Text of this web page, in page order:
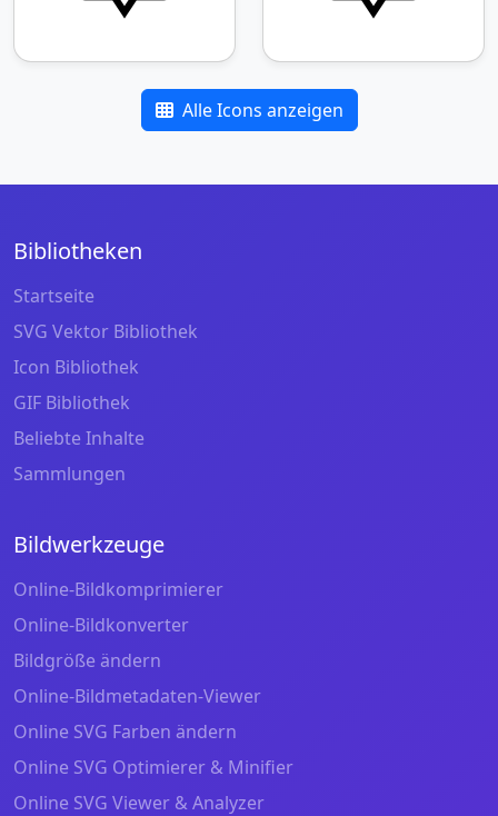
Alle Icons anzeigen
Bibliotheken
Startseite
SVG Vektor Bibliothek
Icon Bibliothek
GIF Bibliothek
Beliebte Inhalte
Sammlungen
Bildwerkzeuge
Online-Bildkomprimierer
Online-Bildkonverter
Bildgröße ändern
Online-Bildmetadaten-Viewer
Online SVG Farben ändern
Online SVG Optimierer & Minifier
Online SVG Viewer & Analyzer